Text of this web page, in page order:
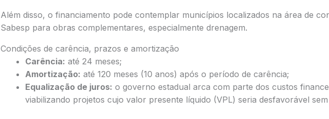
Além disso, o financiamento pode contemplar municípios localizados na área de
Sabesp para obras complementares, especialmente drenagem.
Condições de carência, prazos e amortização
Carência: até 24 meses;
Amortização: até 120 meses (10 anos) após o período de carência;
Equalização de juros: o governo estadual arca com parte dos custos
viabilizando projetos cujo valor presente líquido (VPL) seria desfavorável